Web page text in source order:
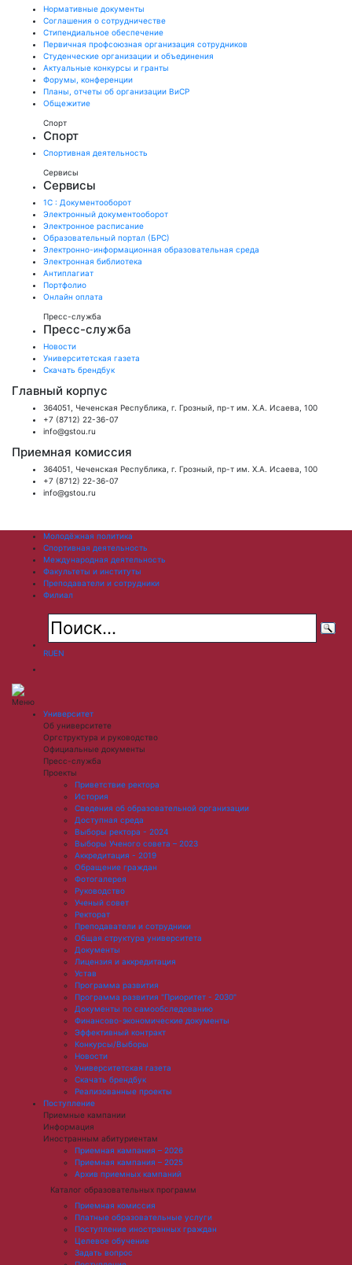
Нормативные документы
Соглашения о сотрудничестве
Стипендиальное обеспечение
Первичная профсоюзная организация сотрудников
Студенческие организации и объединения
Актуальные конкурсы и гранты
Форумы, конференции
Планы, отчеты об организации ВиСР
Общежитие
Спорт
Спорт
Спортивная деятельность
Сервисы
Сервисы
1С : Документооборот
Электронный документооборот
Электронное расписание
Образовательный портал (БРС)
Электронно-информационная образовательная среда
Электронная библиотека
Антиплагиат
Портфолио
Онлайн оплата
Пресс-служба
Пресс-служба
Новости
Университетская газета
Скачать брендбук
Главный корпус
364051, Чеченская Республика, г. Грозный, пр-т им. Х.А. Исаева, 100
+7 (8712) 22-36-07
info@gstou.ru
Приемная комиссия
364051, Чеченская Республика, г. Грозный, пр-т им. Х.А. Исаева, 100
+7 (8712) 22-36-07
info@gstou.ru
Молодёжная политика
Спортивная деятельность
Международная деятельность
Факультеты и институты
Преподаватели и сотрудники
Филиал
RUEN
Меню
Университет
Об университете
Оргструктура и руководство
Официальные документы
Пресс-служба
Проекты
Приветствие ректора
История
Сведения об образовательной организации
Доступная среда
Выборы ректора - 2024
Выборы Ученого совета – 2023
Аккредитация - 2019
Обращение граждан
Фотогалерея
Руководство
Ученый совет
Ректорат
Преподаватели и сотрудники
Общая структура университета
Документы
Лицензия и аккредитация
Устав
Программа развития
Программа развития "Приоритет - 2030"
Документы по самообследованию
Финансово-экономические документы
Эффективный контракт
Конкурсы/Выборы
Новости
Университетская газета
Скачать брендбук
Реализованные проекты
Поступление
Приемные кампании
Информация
Иностранным абитуриентам
Приемная кампания – 2026
Приемная кампания – 2025
Архив приемных кампаний
Каталог образовательных программ
Приемная комиссия
Платные образовательные услуги
Поступление иностранных граждан
Целевое обучение
Задать вопрос